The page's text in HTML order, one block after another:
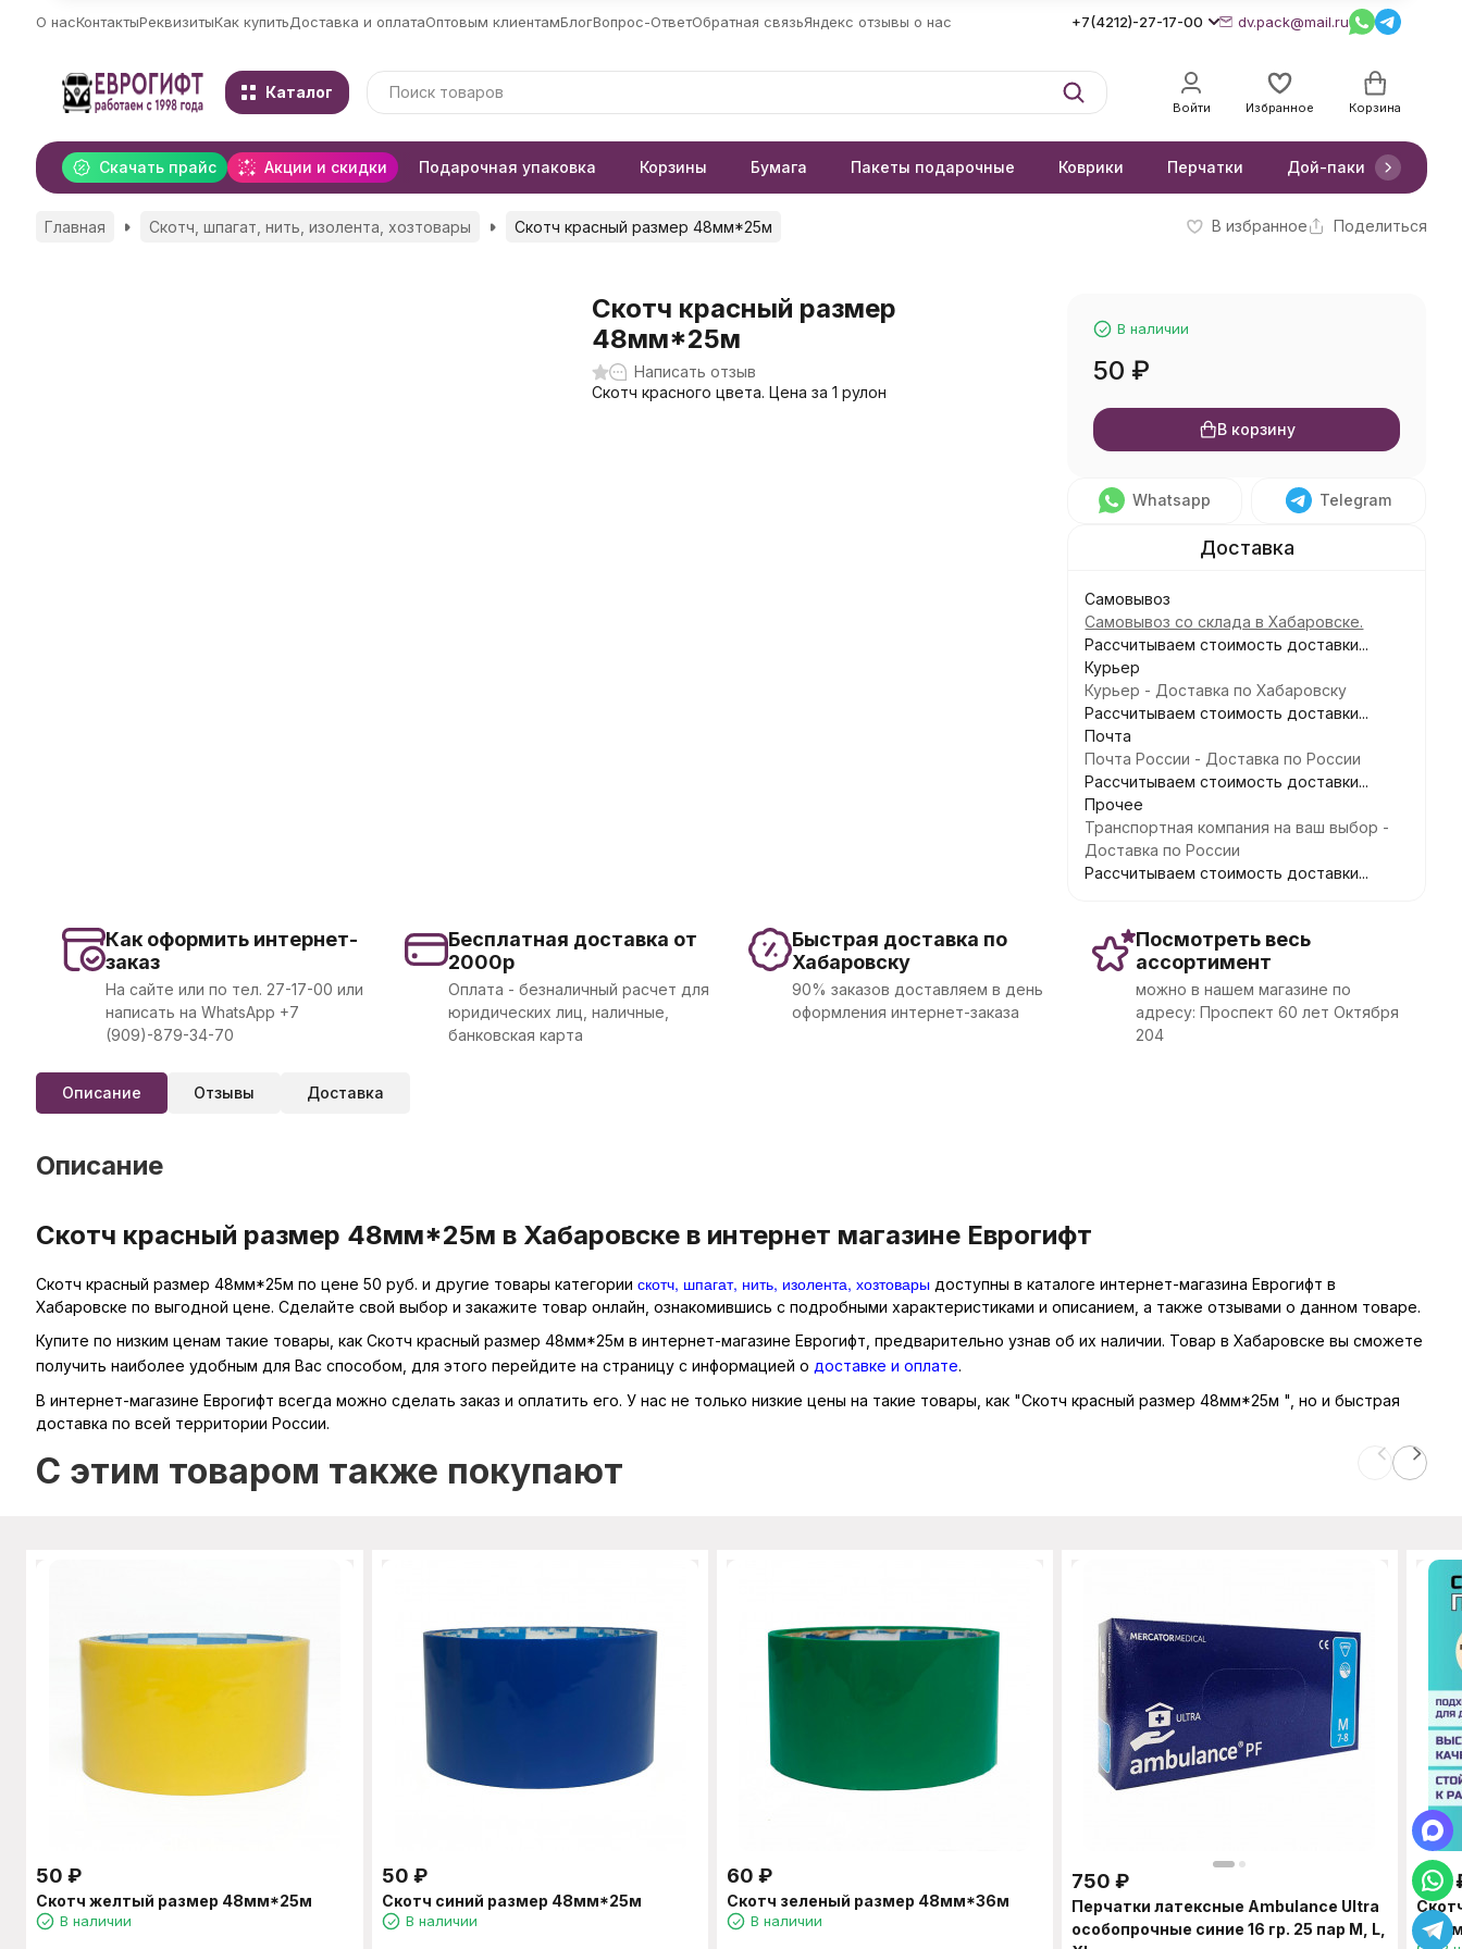
О насКонтактыРеквизитыКак купитьДоставка и оплатаОптовым клиентамБлогВопрос-ОтветОбратная связьЯндекс отзывы о нас +7(4212)-27-17-00 dv.pack@mail.ru
Каталог
Войти Избранное Корзина
Скачать прайс Акции и скидки Подарочная упаковка Корзины Бумага Пакеты подарочные Коврики Перчатки Дой-паки
Главная Скотч, шпагат, нить, изолента, хозтовары Скотч красный размер 48мм*25м В избранное Поделиться
Скотч красный размер
48мм*25м
Написать отзыв
Скотч красного цвета. Цена за 1 рулон
В наличии
50 ₽
В корзину
Whatsapp Telegram
Самовывоз
Самовывоз со склада в Хабаровске.
Рассчитываем стоимость доставки...
Курьер
Курьер - Доставка по Хабаровску
Рассчитываем стоимость доставки...
Почта
Почта России - Доставка по России
Рассчитываем стоимость доставки...
Прочее
Транспортная компания на ваш выбор -
Доставка по России
Рассчитываем стоимость доставки...
Как оформить интернет-
заказ
На сайте или по тел. 27-17-00 или
написать на WhatsApp +7
(909)-879-34-70
Бесплатная доставка от
2000р
Оплата - безналичный расчет для
юридических лиц, наличные,
банковская карта
Быстрая доставка по
Хабаровску
90% заказов доставляем в день
оформления интернет-заказа
Посмотреть весь
ассортимент
можно в нашем магазине по
адресу: Проспект 60 лет Октября
204
Описание Отзывы Доставка
Описание
Скотч красный размер 48мм*25м в Хабаровске в интернет магазине Еврогифт
Скотч красный размер 48мм*25м по цене 50 руб. и другие товары категории скотч, шпагат, нить, изолента, хозтоварыдоступны в каталоге интернет-магазина Еврогифт в
Хабаровске по выгодной цене. Сделайте свой выбор и закажите товар онлайн, ознакомившись с подробными характеристиками и описанием, а также отзывами о данном товаре.
Купите по низким ценам такие товары, как Скотч красный размер 48мм*25м в интернет-магазине Еврогифт, предварительно узнав об их наличии. Товар в Хабаровске вы сможете
получить наиболее удобным для Вас способом, для этого перейдите на страницу с информацией о доставке и оплате.
В интернет-магазине Еврогифт всегда можно сделать заказ и оплатить его. У нас не только низкие цены на такие товары, как "Скотч красный размер 48мм*25м ", но и быстрая
доставка по всей территории России.
C этим товаром также покупают
50 ₽
Скотч желтый размер 48мм*25м
В наличии
50 ₽
Скотч синий размер 48мм*25м
В наличии
60 ₽
Скотч зеленый размер 48мм*36м
В наличии
750 ₽
Перчатки латексные Ambulance Ultra
особопрочные синие 16 гр. 25 пар M, L,
155